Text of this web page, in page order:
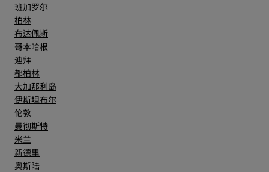
班加罗尔
柏林
布达佩斯
哥本哈根
迪拜
都柏林
大加那利岛
伊斯坦布尔
伦敦
曼彻斯特
米兰
新德里
奥斯陆